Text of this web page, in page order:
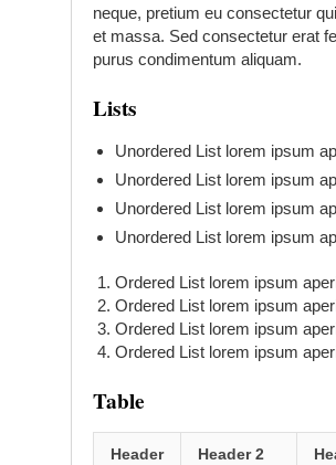
neque, pretium eu consectetur
et massa. Sed consectetur erat
purus condimentum aliquam.
Lists
Unordered List lorem ipsum
Unordered List lorem ipsum
Unordered List lorem ipsum
Unordered List lorem ipsum
Ordered List lorem ipsum
Ordered List lorem ipsum
Ordered List lorem ipsum
Ordered List lorem ipsum
Table
Header
Header 2